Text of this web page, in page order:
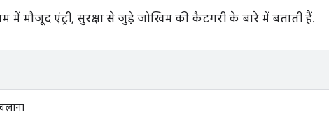
में मौजूद एंट्री, सुरक्षा से जुड़े जोखिम की कैटगरी के बारे में बताती हैं.